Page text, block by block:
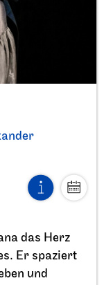
das Herz
Er spaziert
und